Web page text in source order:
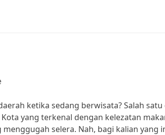
ketika sedang berwisata? Salah satu
yang terkenal dengan kelezatan
selera. Nah, bagi kalian yang